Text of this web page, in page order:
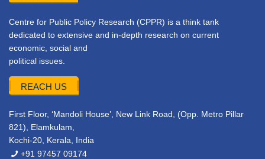
Centre for Public Policy Research (CPPR) is a think tank
dedicated to extensive and in-depth research on current
economic, social and
political issues.
REACH US
First Floor, ‘Mandoli House’, New Link Road, (Opp. Metro Pillar
821), Elamkulam,
Kochi-20, Kerala, India
+91 97457 09174